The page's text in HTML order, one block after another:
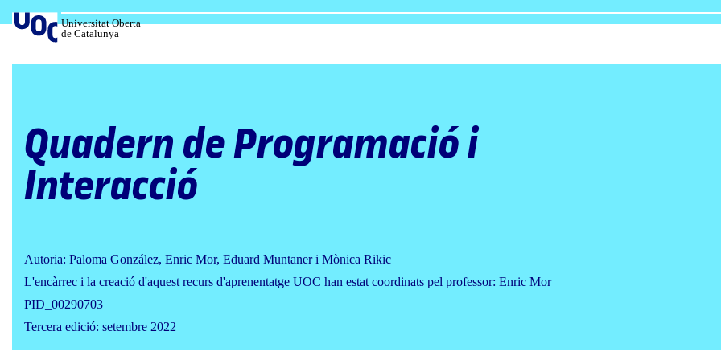
al
contingut
Universitat Oberta
de Catalunya
Quadern de Programació i
Interacció
Autoria: Paloma González, Enric Mor, Eduard Muntaner i Mònica Rikic
L'encàrrec i la creació d'aquest recurs d'aprenentatge UOC han estat coordinats pel professor: Enric Mor
PID_00290703
Tercera edició: setembre 2022